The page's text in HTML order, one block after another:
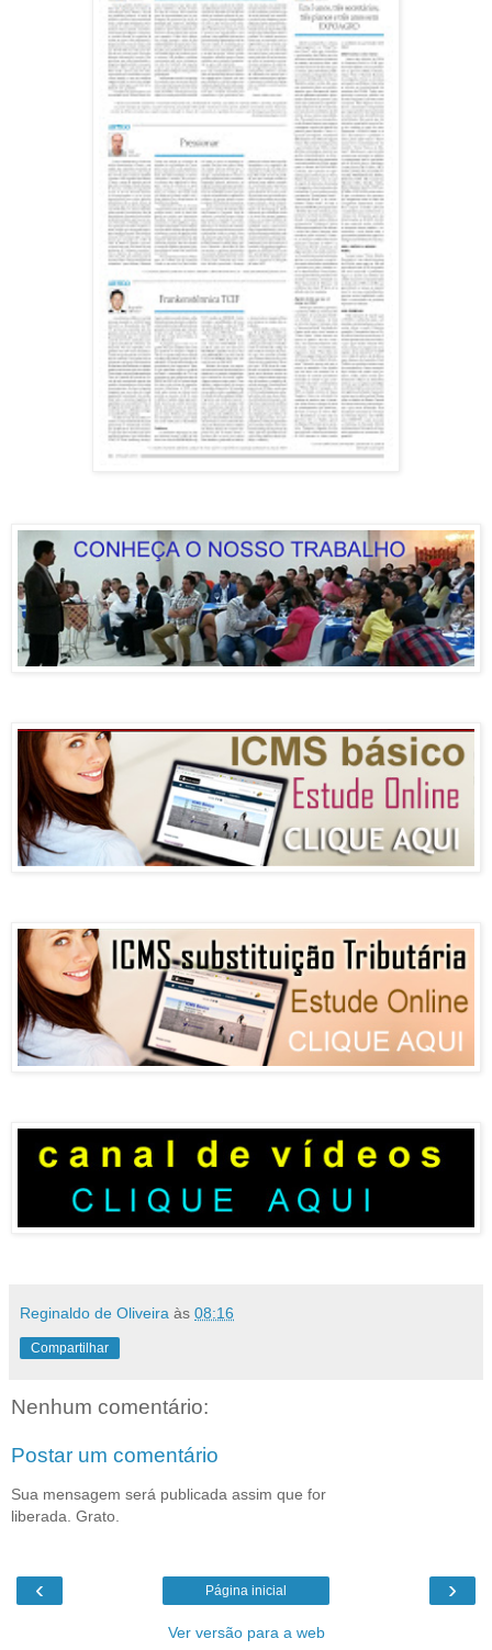
Reginaldo de Oliveira às 08:16
Compartilhar
Nenhum comentário:
Postar um comentário
Sua mensagem será publicada assim que for
liberada. Grato.
‹ ›
Página inicial
Ver versão para a web